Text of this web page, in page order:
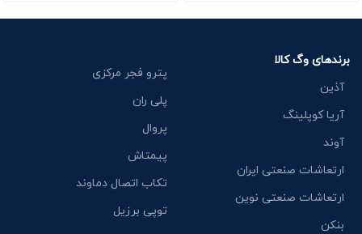
برندهای وگ کالا
آذین
آریا کوپلینگ
آوند
ارتعاشات صنعتی ایران
ارتعاشات صنعتی نوین
بنکن
پترو فجر مرکزی
پلی ران
پروال
پیمتاش
تکاب اتصال دماوند
توپی برزیل